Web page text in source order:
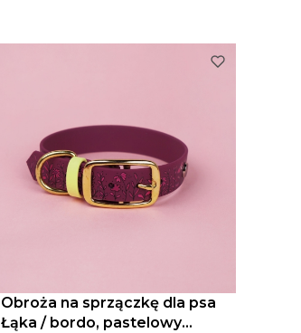
Obroża na sprzączkę dla psa
Łąka / bordo, pastelowy